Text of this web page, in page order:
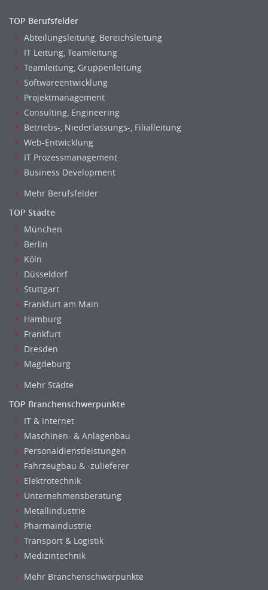
TOP Berufsfelder
Abteilungsleitung, Bereichsleitung
IT Leitung, Teamleitung
Teamleitung, Gruppenleitung
Softwareentwicklung
Projektmanagement
Consulting, Engineering
Betriebs-, Niederlassungs-, Filialleitung
Web-Entwicklung
IT Prozessmanagement
Business Development
Mehr Berufsfelder
TOP Städte
München
Berlin
Köln
Düsseldorf
Stuttgart
Frankfurt am Main
Hamburg
Frankfurt
Dresden
Magdeburg
Mehr Städte
TOP Branchenschwerpunkte
IT & Internet
Maschinen- & Anlagenbau
Personaldienstleistungen
Fahrzeugbau & -zulieferer
Elektrotechnik
Unternehmensberatung
Metallindustrie
Pharmaindustrie
Transport & Logistik
Medizintechnik
Mehr Branchenschwerpunkte